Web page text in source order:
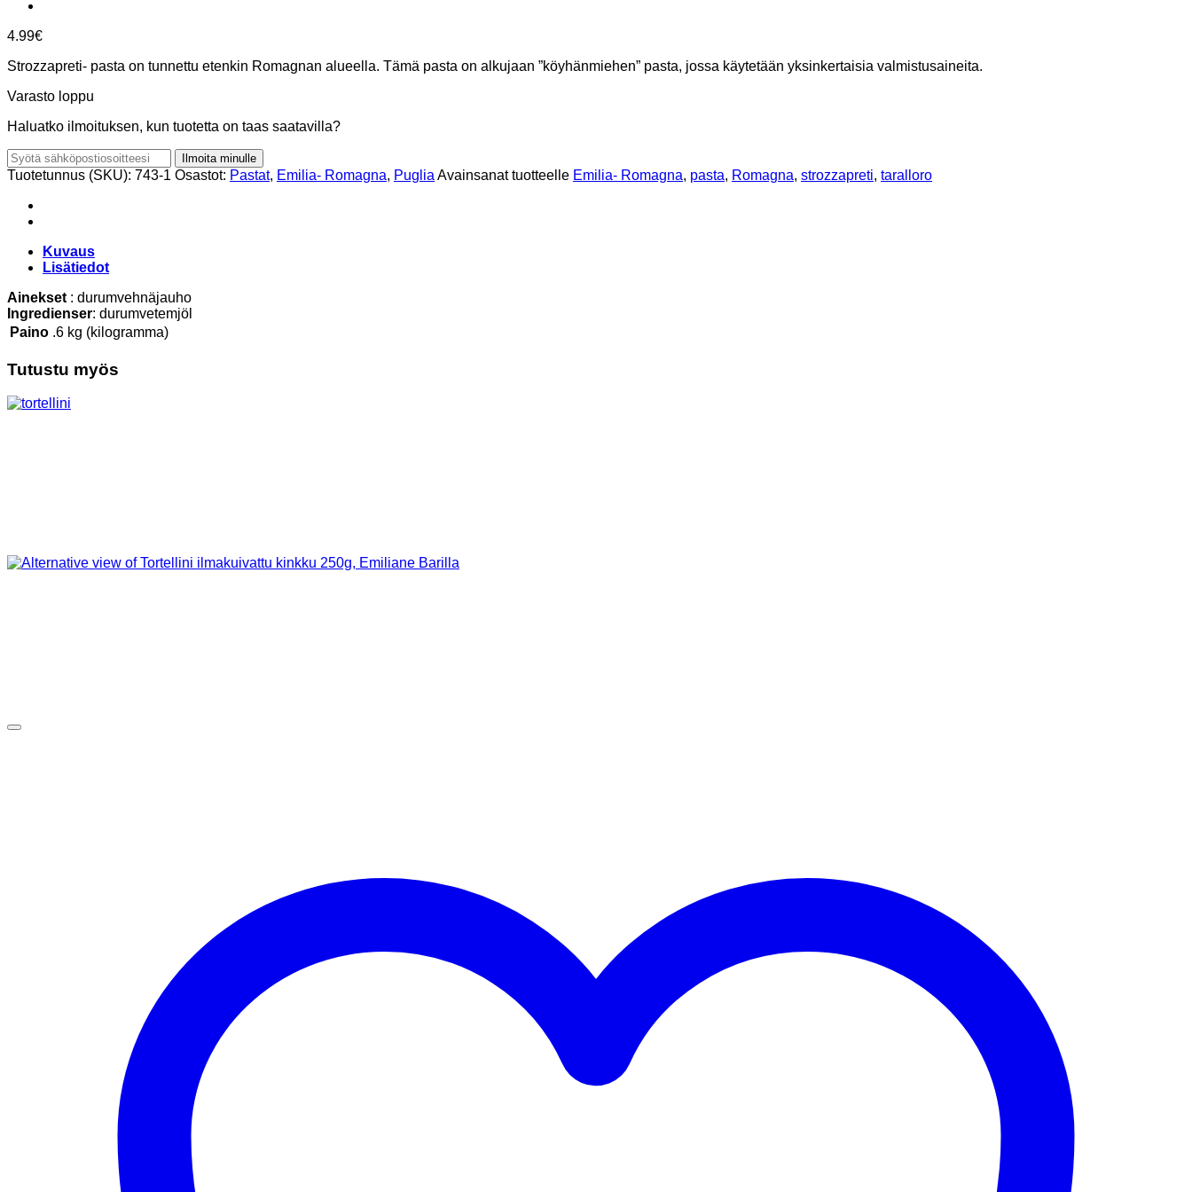
4.99€
Strozzapreti- pasta on tunnettu etenkin Romagnan alueella. Tämä pasta on alkujaan ”köyhänmiehen” pasta, jossa käytetään yksinkertaisia valmistusaineita.
Varasto loppu
Haluatko ilmoituksen, kun tuotetta on taas saatavilla?
Ilmoita minulle
Tuotetunnus (SKU): 743-1 Osastot: Pastat, Emilia- Romagna, Puglia Avainsanat tuotteelle Emilia- Romagna, pasta, Romagna, strozzapreti, taralloro
Kuvaus
Lisätiedot
Ainekset : durumvehnäjauho
Ingredienser: durumvetemjöl
Paino .6 kg (kilogramma)
Tutustu myös